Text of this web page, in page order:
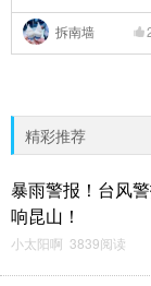
拆南墙
精彩推荐
暴雨警报！台风
响昆山！
小太阳啊 3839阅读